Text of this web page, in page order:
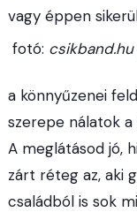
vagy éppen
fotó: csikband.hu
a könnyűzenei
szerepe nálatok
A meglátásod jó,
zárt réteg az, aki
családból is sok